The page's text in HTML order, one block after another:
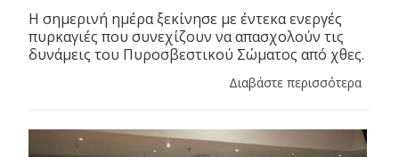
Η σημερινή ημέρα ξεκίνησε με έντεκα ενεργές
πυρκαγιές που συνεχίζουν να απασχολούν τις
δυνάμεις του Πυροσβεστικού Σώματος από χθες.
Διαβάστε περισσότερα